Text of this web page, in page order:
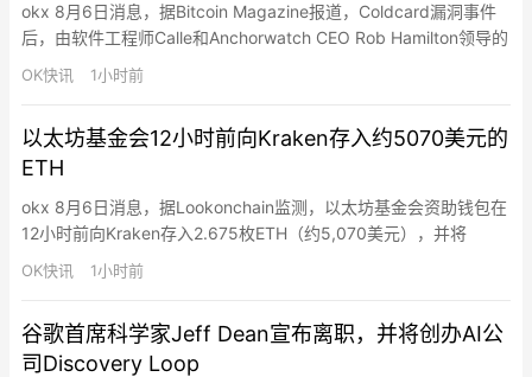
okx 8月6日消息，据Bitcoin Magazine报道，Coldcard漏洞事件
后，由软件工程师Calle和Anchorwatch CEO Rob Hamilton领导的
Bitcoin Red Team已获得资助，投入超4万美元AI代币对390多个
开源代码库进行安全审计。截至最新更新，团队已在27.5小时内提
OK快讯 1小时前
以太坊基金会12小时前向Kraken存入约5070美元的
ETH
okx 8月6日消息，据Lookonchain监测，以太坊基金会资助钱包在
12小时前向Kraken存入2.675枚ETH（约5,070美元），并将
578.38枚ETH（约108万美元）转移至一个新的Gnosis Safe
Proxy钱包。
OK快讯 1小时前
谷歌首席科学家Jeff Dean宣布离职，并将创办AI公
司Discovery Loop